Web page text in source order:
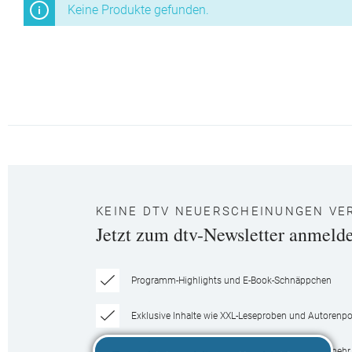
Keine Produkte gefunden.
KEINE DTV NEUERSCHEINUNGEN
Jetzt zum dtv-Newsletter
Programm-Highlights und E-Book-Schnäppchen
Exklusive Inhalte wie XXL-Leseproben und